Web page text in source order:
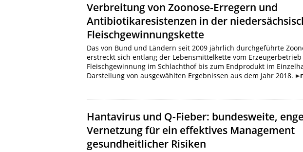
Verbreitung von Zoonose-Erregern und
Antibiotikaresistenzen in der
Fleischgewinnungskette
Das von Bund und Ländern seit 2009 jährlich durchgeführte
erstreckt sich entlang der Lebensmittelkette vom
Fleischgewinnung im Schlachthof bis zum Endprodukt im
Darstellung von ausgewählten Ergebnissen aus dem Jahr 2018.
Hantavirus und Q-Fieber: bundesweite, enge
Vernetzung für ein effektives Management
gesundheitlicher Risiken